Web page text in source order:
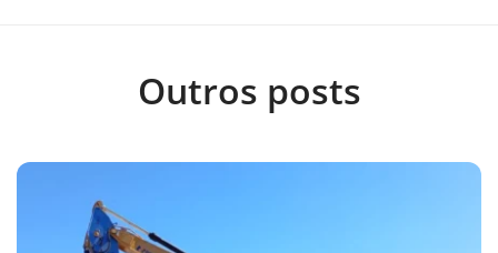
Outros posts